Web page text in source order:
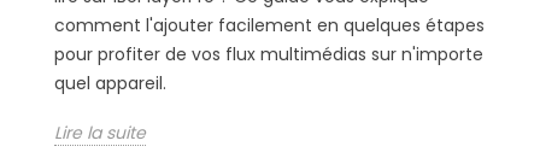
comment l'ajouter facilement en quelques étapes
pour profiter de vos flux multimédias sur n'importe
quel appareil.
Lire la suite